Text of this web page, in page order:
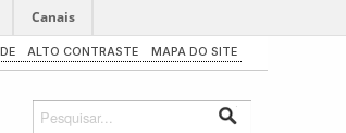
Canais
ALTO CONTRASTE MAPA DO SITE